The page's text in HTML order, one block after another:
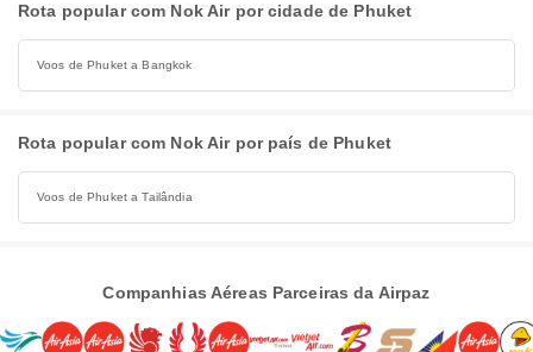
Rota popular com Nok Air por cidade de Phuket
Voos de Phuket a Bangkok
Rota popular com Nok Air por país de Phuket
Voos de Phuket a Tailândia
Companhias Aéreas Parceiras da Airpaz